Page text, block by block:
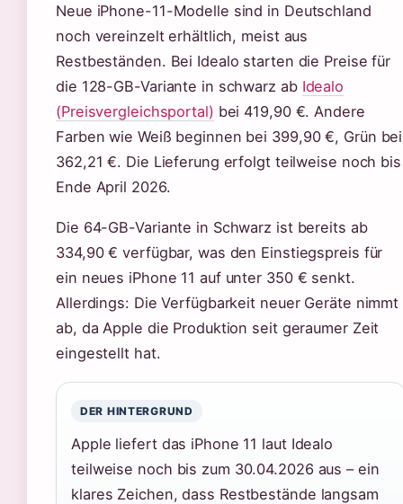
Neue iPhone-11-Modelle sind in Deutschland
noch vereinzelt erhältlich, meist aus
Restbeständen. Bei Idealo starten die Preise für
die 128-GB-Variante in schwarz ab Idealo
(Preisvergleichsportal) bei 419,90 €. Andere
Farben wie Weiß beginnen bei 399,90 €, Grün bei
362,21 €. Die Lieferung erfolgt teilweise noch bis
Ende April 2026.
Die 64-GB-Variante in Schwarz ist bereits ab
334,90 € verfügbar, was den Einstiegspreis für
ein neues iPhone 11 auf unter 350 € senkt.
Allerdings: Die Verfügbarkeit neuer Geräte nimmt
ab, da Apple die Produktion seit geraumer Zeit
eingestellt hat.
DER HINTERGRUND
Apple liefert das iPhone 11 laut Idealo
teilweise noch bis zum 30.04.2026 aus – ein
klares Zeichen, dass Restbestände langsam